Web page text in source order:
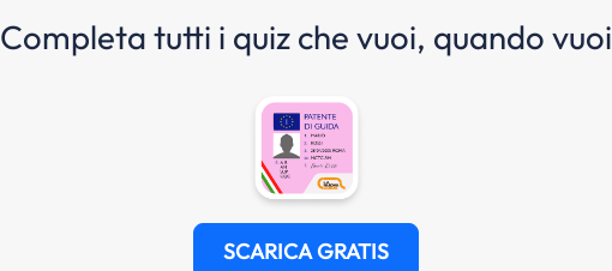
Completa tutti i quiz che vuoi, quando vuoi
SCARICA GRATIS